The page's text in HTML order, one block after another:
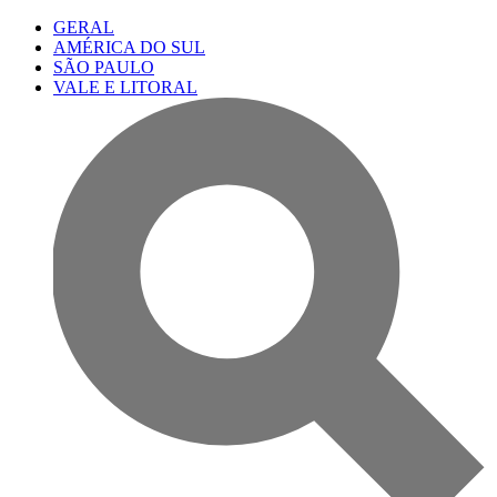
GERAL
AMÉRICA DO SUL
SÃO PAULO
VALE E LITORAL